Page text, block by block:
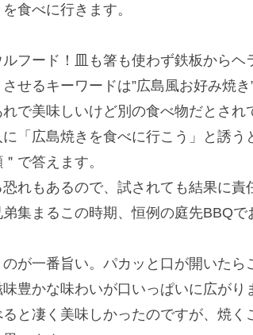
食べに行きます。
フード！皿も箸も使わず鉄板からヘ
せるキーワードは”広島風お好み焼
で美味しいけど別の食べ物だとされ
「広島焼きを食べに行こう」と誘う
で答えます。
恐れもあるので、試されても結果に責
集まるこの時期、恒例の庭先BBQで
が一番旨い。パカッと口が開いたら
豊かな味わいが口いっぱいに広がり
と凄く美味しかったのですが、焼